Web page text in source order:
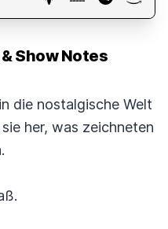
Show Notes
die nostalgische Welt
her, was zeichneten